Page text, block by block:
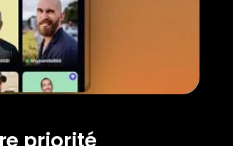
priorité